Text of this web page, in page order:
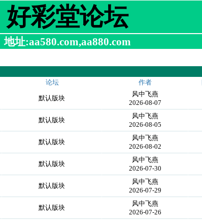
好彩堂论坛
地址:aa580.com,aa880.com
论坛 作者
默认版块
风中飞燕
2026-08-07
默认版块
风中飞燕
2026-08-05
默认版块
风中飞燕
2026-08-02
默认版块
风中飞燕
2026-07-30
默认版块
风中飞燕
2026-07-29
默认版块
风中飞燕
2026-07-26